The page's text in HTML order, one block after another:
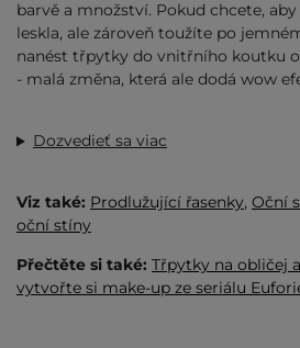
barvě a množství. Pokud chcete,
leskla, ale zároveň toužíte po
nanést třpytky do vnitřního koutku
- malá změna, která ale dodá wow
Dozvedieť sa viac
Viz také: Prodlužující řasenky, Oční
oční stíny
Přečtěte si také: Třpytky na obličej
vytvořte si make-up ze seriálu